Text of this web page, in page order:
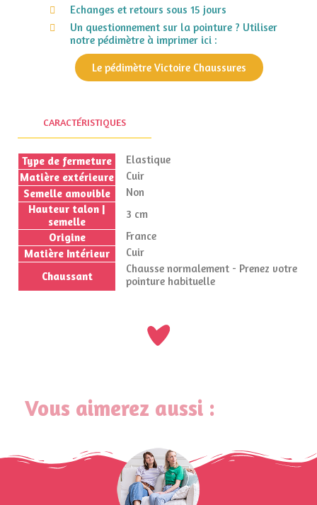
Echanges et retours sous 15 jours
Un questionnement sur la pointure ? Utiliser
notre pédimètre à imprimer ici :
Le pédimètre Victoire Chaussures
CARACTÉRISTIQUES
Type de fermeture
Elastique
Matière extérieure
Cuir
Semelle amovible
Non
Hauteur talon |
semelle
3 cm
Origine
France
Matière Intérieur
Cuir
Chaussant
Chausse normalement - Prenez votre
pointure habituelle
Vous aimerez aussi :